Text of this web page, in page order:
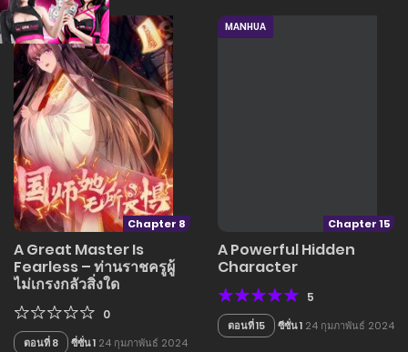
Chapter 8
MANGA
A Great Master Is
Fearless – ท่านราชครูผู้
ไม่เกรงกลัวสิ่งใด
0
ตอนที่ 8 ซี่ซั่น 1 24 กุมภาพันธ์ 2024
Chapter 15
MANHUA
A Powerful Hidden
Character
5
ตอนที่ 15 ซีซั่น 1 24 กุมภาพันธ์ 2024